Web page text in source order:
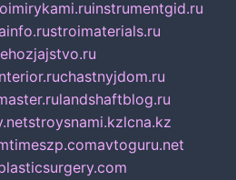
instrumentgid.ru
stroimaterials.ru
chastnyjdom.ru
landshaftblog.ru
stroysnami.kzlcna.kz
timeszp.comavtoguru.net